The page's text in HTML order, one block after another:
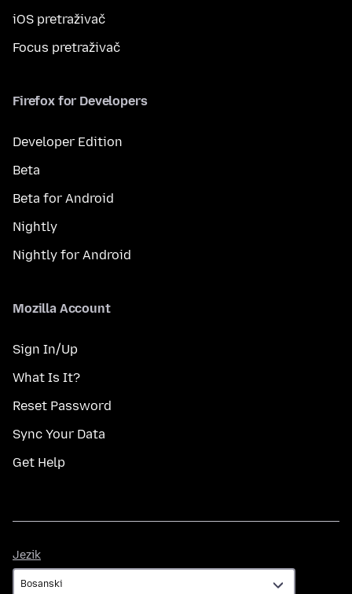
iOS pretraživač
Focus pretraživač
Firefox for Developers
Developer Edition
Beta
Beta for Android
Nightly
Nightly for Android
Mozilla Account
Sign In/Up
What Is It?
Reset Password
Sync Your Data
Get Help
Jezik